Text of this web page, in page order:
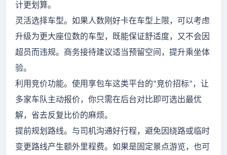
计更划算。
灵活选择车型。如果人数刚好卡在车型上限，可以考虑
升级为更大座位数的车型，既能保证舒适度，又不会因
超员而违规。商务接待建议适当预留空间，提升乘坐体
验。
利用竞价功能。使用享包车这类平台的“竞价招标”，让
多家车队主动报价，你只需在后台对比即可选出最优
解，省去反复比价的麻烦。
提前规划路线。与司机沟通好行程，避免因绕路或临时
变更路线产生额外里程费。如果是固定景点游览，也可